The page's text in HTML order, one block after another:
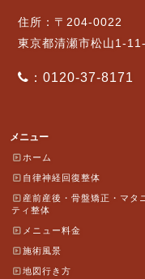
住所：〒204-0022
東京都清瀬市松山1-
：0120-37-8171
メニュー
ホーム
自律神経回復整体
産前産後・骨盤矯正・マタ
ティ整体
メニュー料金
施術風景
地図行き方